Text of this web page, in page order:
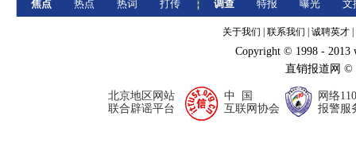
焦点
热点
热词
打传
调查
特报
曝光
文
关于我们 联系我们 诚聘英才
Copyright © 1998 - 2013
直销报道网
北京地区网站
联合辟谣平台
中 国
互联网协会
网络110
报警服